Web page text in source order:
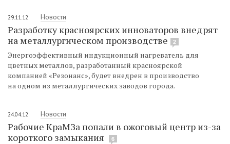
29.11.12 Новости
Разработку красноярских инноваторов внедрят
на металлургическом производстве
2
Энергоэффективный индукционный нагреватель для
цветных металлов, разработанный красноярской
компанией «Резонанс», будет внедрен в производство
на одном из металлургических заводов города.
24.04.12 Новости
Рабочие КраМЗа попали в ожоговый центр из-за
короткого замыкания
6